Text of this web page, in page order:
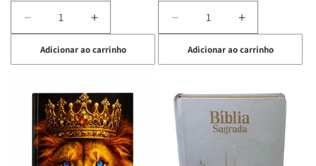
Diminuir
a
quantidade
de
com
Mulheres
da
Bíblia
Aumentar
a
quantidade
de
com
as
Mulheres
da
Bíblia
Adicionar ao carrinho
Diminuir
a
quantidade
de
a
Bíblia
Livro
por
Livro
Aumentar
a
quantidade
de
a
Bíblia
Livro
Adicionar ao carrinho